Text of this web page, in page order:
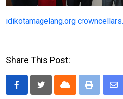
idikotamagelang.org
Share This Post:
Cloud Print